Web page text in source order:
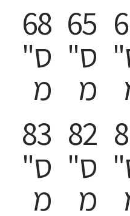
68
ס"
מ
83
ס"
מ
65
ס"
מ
82
ס"
מ